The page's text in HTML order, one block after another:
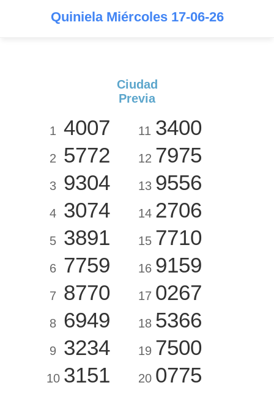
Quiniela Miércoles 17-06-26
Ciudad
Previa
1 4007
2 5772
3 9304
4 3074
5 3891
6 7759
7 8770
8 6949
9 3234
10 3151
11 3400
12 7975
13 9556
14 2706
15 7710
16 9159
17 0267
18 5366
19 7500
20 0775